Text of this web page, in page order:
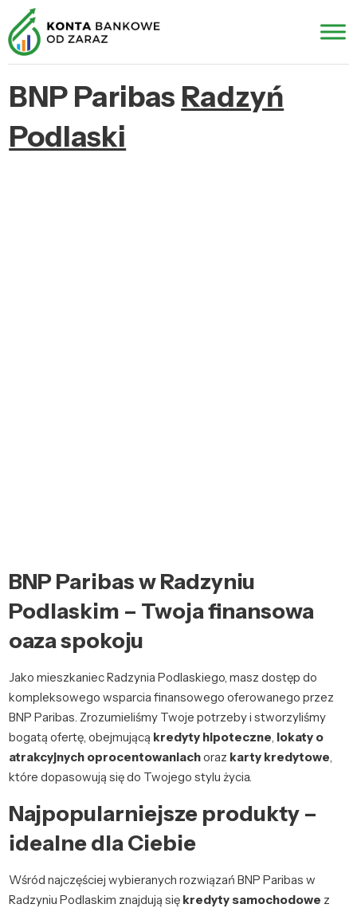
BNP Paribas Radzyń
Podlaski
BNP Paribas w Radzyniu
Podlaskim – Twoja finansowa
oaza spokoju
Jako mieszkaniec Radzynia Podlaskiego, masz dostęp do
kompleksowego wsparcia finansowego oferowanego przez
BNP Paribas. Zrozumieliśmy Twoje potrzeby i stworzyliśmy
bogatą ofertę, obejmującą kredyty hipoteczne, lokaty o
atrakcyjnych oprocentowaniachoraz karty kredytowe,
które dopasowują się do Twojego stylu życia.
Najpopularniejsze produkty –
idealne dla Ciebie
Wśród najczęściej wybieranych rozwiązań BNP Paribas w
Radzyniu Podlaskim znajdują się kredyty samochodowe z